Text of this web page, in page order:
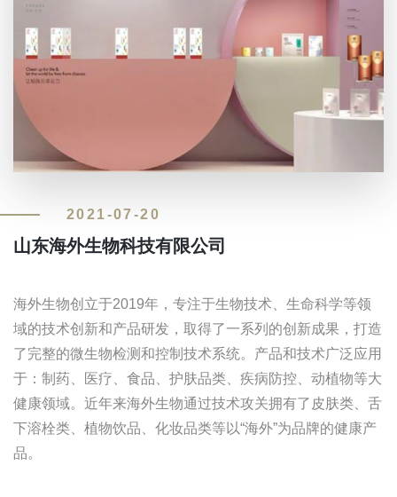
2021-07-20
山东海外生物科技有限公司
海外生物创立于2019年，专注于生物技术、生命科学等领
域的技术创新和产品研发，取得了一系列的创新成果，打造
了完整的微生物检测和控制技术系统。产品和技术广泛应用
于：制药、医疗、食品、护肤品类、疾病防控、动植物等大
健康领域。近年来海外生物通过技术攻关拥有了皮肤类、舌
下溶栓类、植物饮品、化妆品类等以“海外”为品牌的健康产
品。